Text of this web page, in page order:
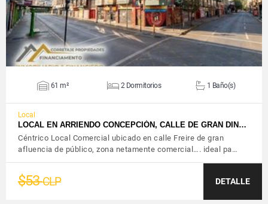
61 m² 2 Dormitorios 1 Baño(s)
Local
LOCAL EN ARRIENDO CONCEPCIÓN, CALLE DE GRAN DIN…
Céntrico Local Comercial ubicado en calle Freire de gran
afluencia de público, zona netamente comercial…. ideal pa…
$53CLP DETALLE